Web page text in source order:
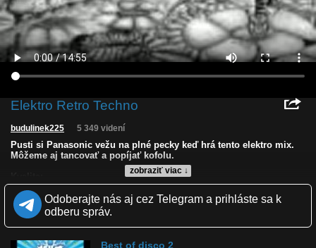
Elektro Retro Techno
zobraziť viac ↓
budulinek225 5 349 videní
Pusti si Panasonic vežu na plné pecky keď hrá tento elektro mix.
Môžeme aj tancovať a popíjať kofolu.
Zverejnené: 26.3.2011 9:45
Páči sa: 86% (7 hlasov)
Obľúbené: 3
Komentárov: 3
Kategória: hudba
Odoberajte nás aj cez Telegram a prihláste sa k
odberu správ.
Best of disco 2